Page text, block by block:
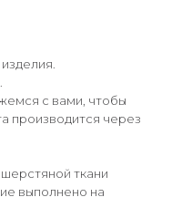
с вами, чтобы
производится через
ткани
выполнено на